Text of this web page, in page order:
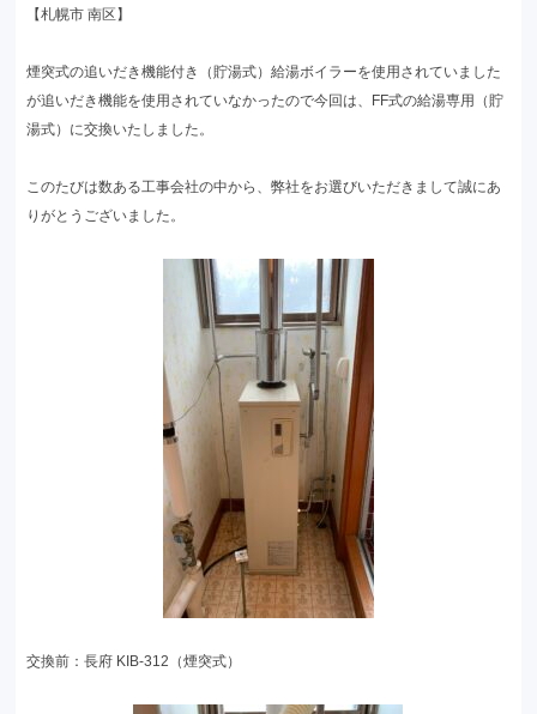
【札幌市 南区】
煙突式の追いだき機能付き（貯湯式）給湯ボイラーを使用されていました
が追いだき機能を使用されていなかったので今回は、FF式の給湯専用（貯
湯式）に交換いたしました。
このたびは数ある工事会社の中から、弊社をお選びいただきまして誠にあ
りがとうございました。
交換前：長府 KIB-312（煙突式）